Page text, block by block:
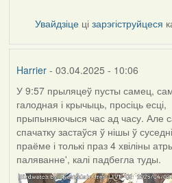
Увайдзіце цізарэгіструйцеся
Harrier- 03.04.2025 - 10:06
У 9:57 прыляцеў пусты самец,
галодная і крычыць, просіць есці,
прыпыняючыся час ад часу. Але
спачатку застаўся ў нішы ў
праёме і толькі праз 4 хвіліны
паляванне', калі падбегла туды.